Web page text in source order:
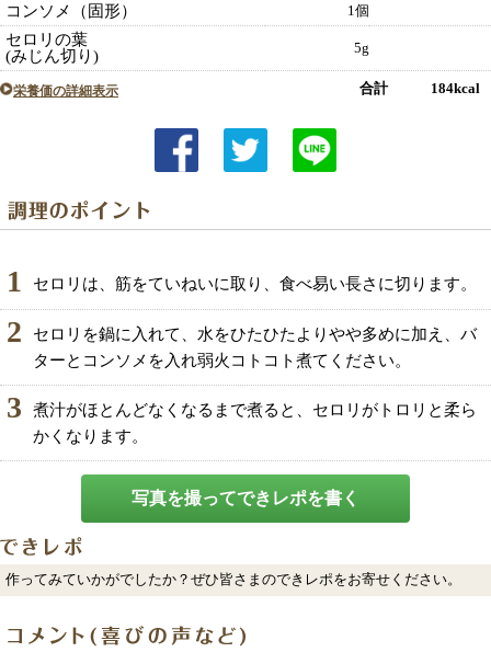
コンソメ（固形） 1個
セロリの葉
(みじん切り)
5g
栄養価の詳細表示 合計 184kcal
1 セロリは、筋をていねいに取り、食べ易い長さに切ります。
2
セロリを鍋に入れて、水をひたひたよりやや多めに加え、バ
ターとコンソメを入れ弱火コトコト煮てください。
3
煮汁がほとんどなくなるまで煮ると、セロリがトロリと柔ら
かくなります。
写真を撮ってできレポを書く
作ってみていかがでしたか？ぜひ皆さまのできレポをお寄せください。